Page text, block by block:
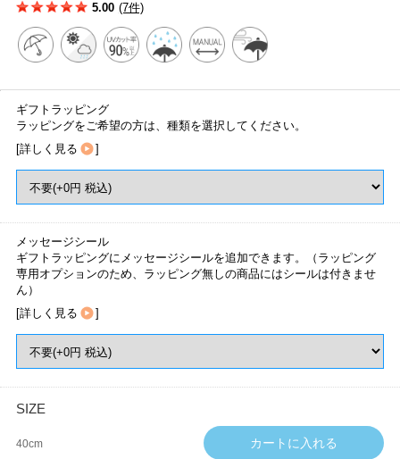
5.00 (7件)
ギフトラッピング
ラッピングをご希望の方は、種類を選択してください。
[詳しく見る ]
メッセージシール
ギフトラッピングにメッセージシールを追加できます。（ラッピング
専用オプションのため、ラッピング無しの商品にはシールは付きませ
ん）
[詳しく見る ]
SIZE
40cm